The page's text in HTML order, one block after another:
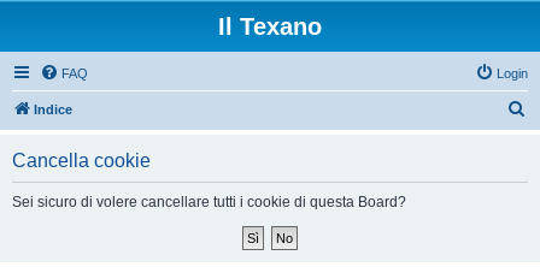
Il Texano
FAQ Login
Indice
Cancella cookie
Sei sicuro di volere cancellare tutti i cookie di questa Board?